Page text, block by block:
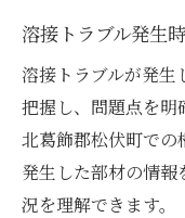
溶接トラブル発生
溶接トラブルが発生
把握し、問題点を明
北葛飾郡松伏町での
発生した部材の情
況を理解できます。